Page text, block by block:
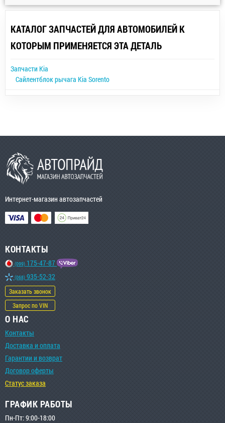
КАТАЛОГ ЗАПЧАСТЕЙ ДЛЯ АВТОМОБИЛЕЙ К
КОТОРЫМ ПРИМЕНЯЕТСЯ ЭТА ДЕТАЛЬ
Запчасти Kia
Сайлентблок рычага Kia Sorento
Интернет-магазин автозапчастей
КОНТАКТЫ
(099) 175-47-87
(068) 935-52-32
Заказать звонок
Запрос по VIN
О НАС
Контакты
Доставка и оплата
Гарантии и возврат
Договор оферты
Статус заказа
ГРАФИК РАБОТЫ
Пн-Пт: 9:00-18:00